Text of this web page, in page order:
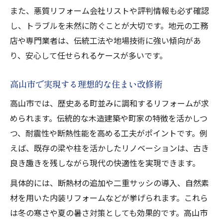
また、悪質リフォーム会社リストや評判情報も必ず確認
し、トラブルを未然に防ぐことが大切です。地元の工務
店や専門業者は、伝統工法や地場技術に強い傾向があ
り、安心して任せられるケースが多いです。
高山市で実現する理想的な住まい改修術
高山市では、歴史ある町並みに調和するリフォームが求
められます。伝統的な木造建築や町家の特徴を活かしつ
つ、耐震性や断熱性能を高める工夫がポイントです。例
えば、既存の梁や柱を活かしたリノベーションは、古き
良き趣きを残しながら現代の快適性を実現できます。
具体的には、断熱材の追加や二重サッシの導入、自然素
材を用いた内装リフォームなどが挙げられます。これら
は冬の寒さや夏の暑さ対策としても効果的です。高山市